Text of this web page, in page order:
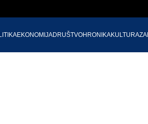
EKONOMIJADRUŠTVOHRONIKAKULTURA